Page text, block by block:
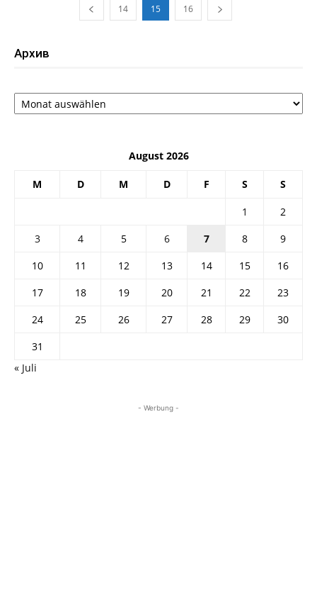
14 15 16
Архив
Архив
August 2026
M D M D F S S
1
2
3
4 5 6 7 8
9
10
11 12 13 14 15
16
17
18 19 20 21 22
23
24
25 26 27 28 29
30
31
« Juli
- Werbung -